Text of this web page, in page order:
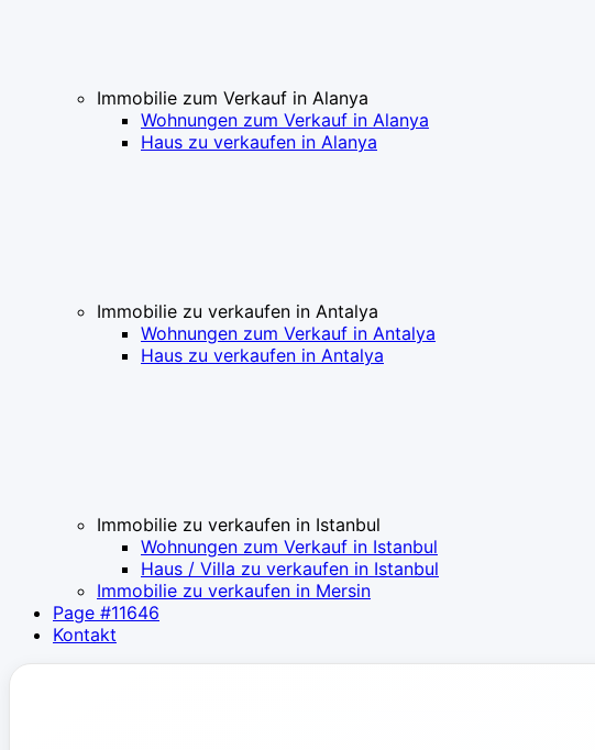
Immobilie zum Verkauf in Alanya
Wohnungen zum Verkauf in Alanya
Haus zu verkaufen in Alanya
Immobilie zu verkaufen in Antalya
Wohnungen zum Verkauf in Antalya
Haus zu verkaufen in Antalya
Immobilie zu verkaufen in Istanbul
Wohnungen zum Verkauf in Istanbul
Haus / Villa zu verkaufen in Istanbul
Immobilie zu verkaufen in Mersin
Page #11646
Kontakt